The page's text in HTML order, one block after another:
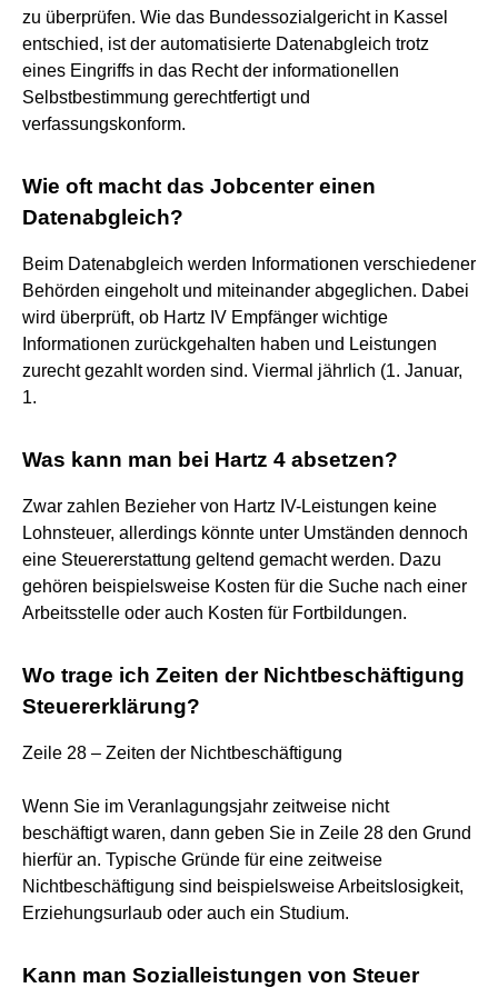
zu überprüfen. Wie das Bundessozialgericht in Kassel
entschied, ist der automatisierte Datenabgleich trotz
eines Eingriffs in das Recht der informationellen
Selbstbestimmung gerechtfertigt und
verfassungskonform.
Wie oft macht das Jobcenter einen
Datenabgleich?
Beim Datenabgleich werden Informationen verschiedener
Behörden eingeholt und miteinander abgeglichen. Dabei
wird überprüft, ob Hartz IV Empfänger wichtige
Informationen zurückgehalten haben und Leistungen
zurecht gezahlt worden sind. Viermal jährlich (1. Januar,
1.
Was kann man bei Hartz 4 absetzen?
Zwar zahlen Bezieher von Hartz IV-Leistungen keine
Lohnsteuer, allerdings könnte unter Umständen dennoch
eine Steuererstattung geltend gemacht werden. Dazu
gehören beispielsweise Kosten für die Suche nach einer
Arbeitsstelle oder auch Kosten für Fortbildungen.
Wo trage ich Zeiten der Nichtbeschäftigung
Steuererklärung?
Zeile 28 – Zeiten der Nichtbeschäftigung
Wenn Sie im Veranlagungsjahr zeitweise nicht
beschäftigt waren, dann geben Sie in Zeile 28 den Grund
hierfür an. Typische Gründe für eine zeitweise
Nichtbeschäftigung sind beispielsweise Arbeitslosigkeit,
Erziehungsurlaub oder auch ein Studium.
Kann man Sozialleistungen von Steuer